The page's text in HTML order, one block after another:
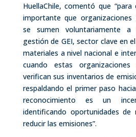
HuellaChile, comentó que
importante que
se sumen voluntariamente
gestión de GEI, sector clave en
materiales a nivel nacional e
cuando estas
verifican sus inventarios de
respaldando el primer paso
reconocimiento es un
identificando oportunidades
reducir las emisiones”.